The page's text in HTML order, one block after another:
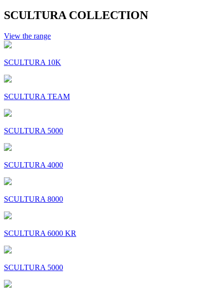
SCULTURA COLLECTION
View the range
SCULTURA 10K
SCULTURA TEAM
SCULTURA 5000
SCULTURA 4000
SCULTURA 8000
SCULTURA 6000 KR
SCULTURA 5000